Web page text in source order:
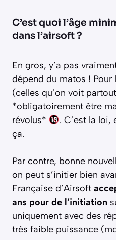
C’est quoi l’âge
dans l’airsoft ?
En gros, y’a pas
dépend du matos ! Pour
(celles qu’on voit
*obligatoirement être
révolus*
. C’est la
ça.
Par contre, bonne
on peut s’initier bien
Française d’Airsoft
ans pour de l’initiation
uniquement avec des
très faible puissance